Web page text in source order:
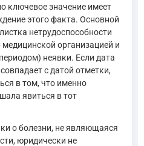
ключевое значение имеет
этого факта. Основной
нетрудоспособности
организацией и
неявки. Если дата
с датой отметки,
в том, что именно
явиться в тот
о болезни, не являющаяся
юридически не